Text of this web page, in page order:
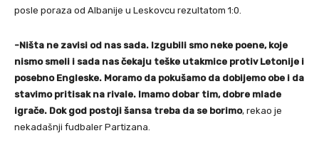
posle poraza od Albanije u Leskovcu rezultatom 1:0.
-Ništa ne zavisi od nas sada. Izgubili smo neke poene, koje
nismo smeli i sada nas čekaju teške utakmice protiv Letonije i
posebno Engleske. Moramo da pokušamo da dobijemo obe i da
stavimo pritisak na rivale. Imamo dobar tim, dobre mlade
igrače. Dok god postoji šansa treba da se borimo, rekao je
nekadašnji fudbaler Partizana.